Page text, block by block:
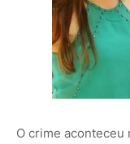
O crime